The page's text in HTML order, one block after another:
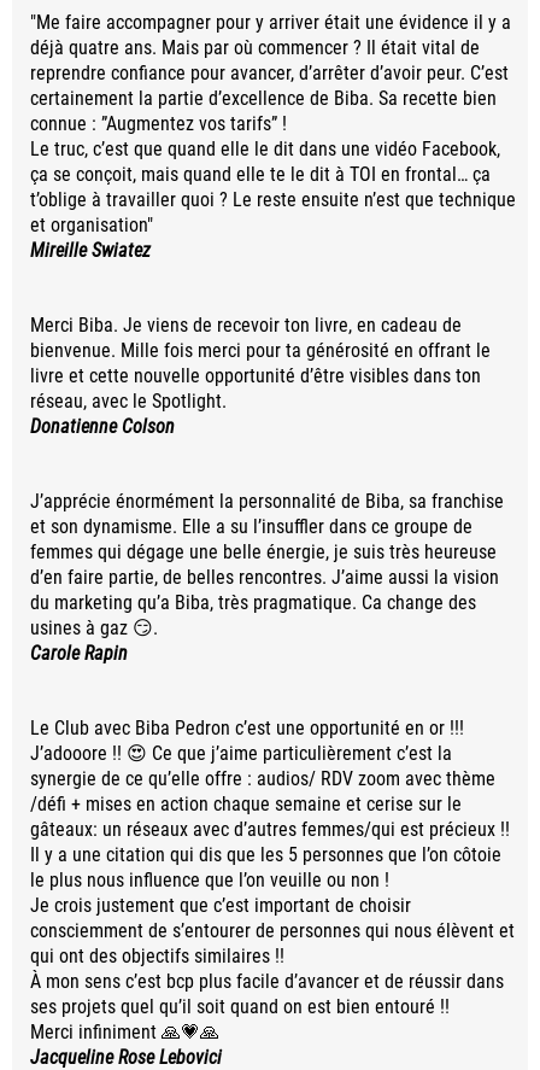
"Me faire accompagner pour y arriver était une évidence il y a
déjà quatre ans. Mais par où commencer ? Il était vital de
reprendre confiance pour avancer, d’arrêter d’avoir peur. C’est
certainement la partie d’excellence de Biba. Sa recette bien
connue : ”Augmentez vos tarifs” !
Le truc, c’est que quand elle le dit dans une vidéo Facebook,
ça se conçoit, mais quand elle te le dit à TOI en frontal… ça
t’oblige à travailler quoi ? Le reste ensuite n’est que technique
et organisation"
Mireille Swiatez
Merci Biba. Je viens de recevoir ton livre, en cadeau de
bienvenue. Mille fois merci pour ta générosité en offrant le
livre et cette nouvelle opportunité d’être visibles dans ton
réseau, avec le Spotlight.
Donatienne Colson
J’apprécie énormément la personnalité de Biba, sa franchise
et son dynamisme. Elle a su l’insuffler dans ce groupe de
femmes qui dégage une belle énergie, je suis très heureuse
d’en faire partie, de belles rencontres. J’aime aussi la vision
du marketing qu’a Biba, très pragmatique. Ca change des
usines à gaz 😏.
Carole Rapin
Le Club avec Biba Pedron c’est une opportunité en or !!!
J’adooore !! 😍 Ce que j’aime particulièrement c’est la
synergie de ce qu’elle offre : audios/ RDV zoom avec thème
/défi + mises en action chaque semaine et cerise sur le
gâteaux: un réseaux avec d’autres femmes/qui est précieux !!
Il y a une citation qui dis que les 5 personnes que l’on côtoie
le plus nous influence que l’on veuille ou non !
Je crois justement que c’est important de choisir
consciemment de s’entourer de personnes qui nous élèvent et
qui ont des objectifs similaires !!
À mon sens c’est bcp plus facile d’avancer et de réussir dans
ses projets quel qu’il soit quand on est bien entouré !!
Merci infiniment 🙏💗🙏
Jacqueline Rose Lebovici